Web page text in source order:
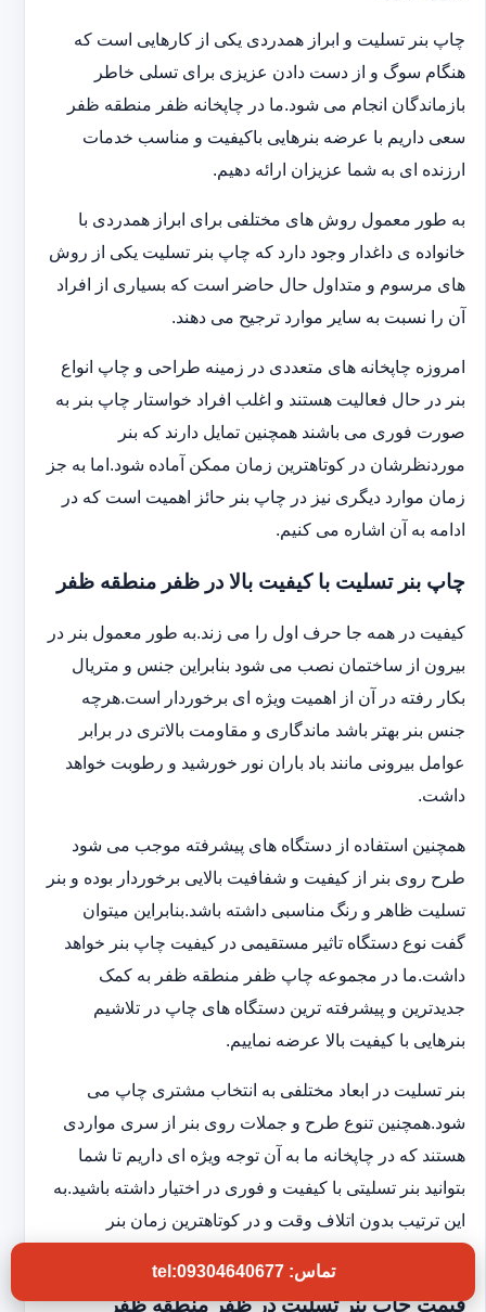
چاپ بنر تسلیت و ابراز همدردی یکی از کارهایی است که
هنگام سوگ و از دست دادن عزیزی برای تسلی خاطر
بازماندگان انجام می شود.ما در چاپخانه ظفر منطقه ظفر
سعی داریم با عرضه بنرهایی باکیفیت و مناسب خدمات
ارزنده ای به شما عزیزان ارائه دهیم.
به طور معمول روش های مختلفی برای ابراز همدردی با
خانواده ی داغدار وجود دارد که چاپ بنر تسلیت یکی از روش
های مرسوم و متداول حال حاضر است که بسیاری از افراد
آن را نسبت به سایر موارد ترجیح می دهند.
امروزه چاپخانه های متعددی در زمینه طراحی و چاپ انواع
بنر در حال فعالیت هستند و اغلب افراد خواستار چاپ بنر به
صورت فوری می باشند همچنین تمایل دارند که بنر
موردنظرشان در کوتاهترین زمان ممکن آماده شود.اما به جز
زمان موارد دیگری نیز در چاپ بنر حائز اهمیت است که در
ادامه به آن اشاره می کنیم.
چاپ بنر تسلیت با کیفیت بالا در ظفر منطقه ظفر
کیفیت در همه جا حرف اول را می زند.به طور معمول بنر در
بیرون از ساختمان نصب می شود بنابراین جنس و متریال
بکار رفته در آن از اهمیت ویژه ای برخوردار است.هرچه
جنس بنر بهتر باشد ماندگاری و مقاومت بالاتری در برابر
عوامل بیرونی مانند باد باران نور خورشید و رطوبت خواهد
داشت.
همچنین استفاده از دستگاه های پیشرفته موجب می شود
طرح روی بنر از کیفیت و شفافیت بالایی برخوردار بوده و بنر
تسلیت ظاهر و رنگ مناسبی داشته باشد.بنابراین میتوان
گفت نوع دستگاه تاثیر مستقیمی در کیفیت چاپ بنر خواهد
داشت.ما در مجموعه چاپ ظفر منطقه ظفر به کمک
جدیدترین و پیشرفته ترین دستگاه های چاپ در تلاشیم
بنرهایی با کیفیت بالا عرضه نماییم.
بنر تسلیت در ابعاد مختلفی به انتخاب مشتری چاپ می
شود.همچنین تنوع طرح و جملات روی بنر از سری مواردی
هستند که در چاپخانه ما به آن توجه ویژه ای داریم تا شما
بتوانید بنر تسلیتی با کیفیت و فوری در اختیار داشته باشید.به
این ترتیب بدون اتلاف وقت و در کوتاهترین زمان بنر
قیمت چاپ بنر تسلیت در ظفر منطقه ظفر
تماس: tel:09304640677